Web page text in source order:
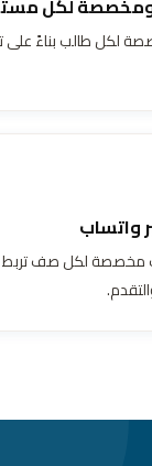
لكل طالب بناءً على
واتساب
لكل صف تربط